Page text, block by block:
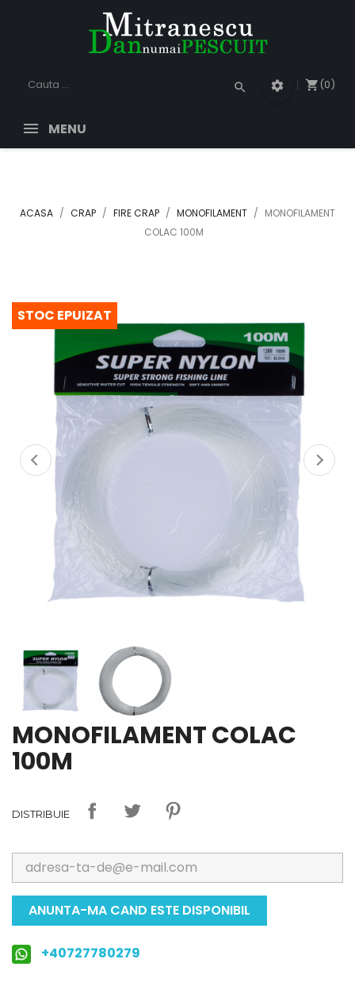
search settings shopping_cart (0)
MENU
ACASA CRAP FIRE CRAP MONOFILAMENT
MONOFILAMENT
COLAC 100M
STOC EPUIZAT
MONOFILAMENT COLAC
100M
DISTRIBUIE
ANUNTA-MA CAND ESTE DISPONIBIL
+40727780279